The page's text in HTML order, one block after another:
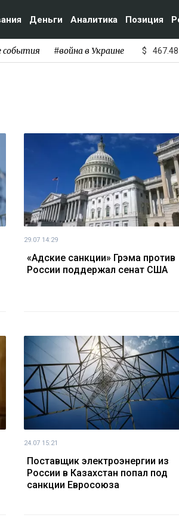
Деньги Аналитика Позиция
события #война в Украине $ 467.48
29.07 14:29
«Адские санкции» Грэма против
России поддержал сенат США
24.07 15:21
Поставщик электроэнергии из
России в Казахстан попал под
санкции Евросоюза